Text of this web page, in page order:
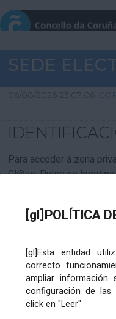
[gl]POLÍTICA
[gl]Esta entidad
correcto
ampliar
configuración de las
click en "Leer"
SEDE
06/08/2026 23:07:06
Para acceder á zona
Cl@ve. Pulse no logotipo